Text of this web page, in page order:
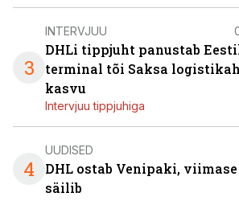
3
INTERVJUU
DHLi tippjuht panustab
terminal tõi Saksa
kasvu
Intervjuu tippjuhiga
4
UUDISED
DHL ostab Venipaki,
säilib